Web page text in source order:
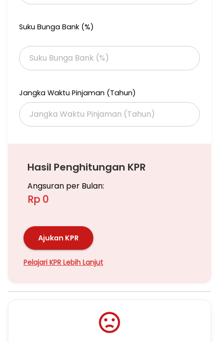
Suku Bunga Bank (%)
Jangka Waktu Pinjaman (Tahun)
Hasil Penghitungan KPR
Angsuran per Bulan:
Rp 0
Ajukan KPR
Pelajari KPR Lebih Lanjut